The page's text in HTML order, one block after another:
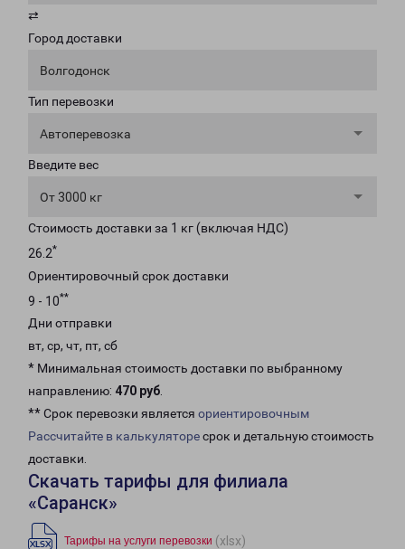
⇄
Город доставки
Волгодонск
Тип перевозки
Автоперевозка
Введите вес
От 3000 кг
Стоимость доставки за 1 кг (включая НДС)
26.2*
Ориентировочный срок доставки
9 - 10**
Дни отправки
вт, ср, чт, пт, сб
* Минимальная стоимость доставки по выбранному
направлению: 470 руб.
** Срок перевозки является ориентировочным
Рассчитайте в калькуляторесрок и детальную стоимость
доставки.
Скачать тарифы для филиала
«Саранск»
Тарифы на услуги перевозки (xlsx)